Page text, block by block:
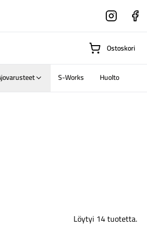
Instagram
Ostoskori
S-Works Huolto
Löytyi 14 tuotetta.